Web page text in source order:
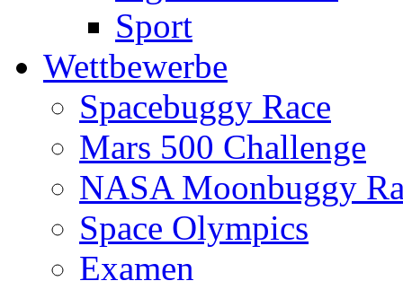
Sport
Wettbewerbe
Spacebuggy Race
Mars 500 Challenge
NASA Moonbuggy
Space Olympics
Examen